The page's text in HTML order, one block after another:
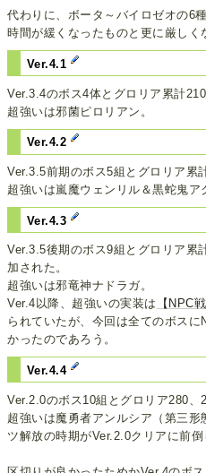
代わりに、ボータ～バイロゼオの6
時間が緩くなったものと更に厳しく
Ver.4.1
Ver.3.4のボス4体とグロリア累計
超強いは邪菌ピロリアン。
Ver.4.2
Ver.3.5前期のボス5組とグロリア累
超強いは嵐魔ウェンリル＆黒蛇鬼ア
Ver.4.3
Ver.3.5後期のボス9組とグロリア累
加された。
超強いは邪竜神ナドラガ。
Ver.4以降、超強いの実装は
【NPC
られていたが、今回は全てのボス
かったのであろう。
Ver.4.4
Ver.2.0のボス10組とグロリア280、
超強いは魔勇者アンルシア（第三
ツ解放の時期がVer.2.0クリアに前